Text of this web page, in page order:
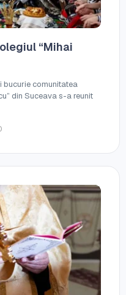
“Mihai
bucurie comunitatea
din Suceava s-a reunit